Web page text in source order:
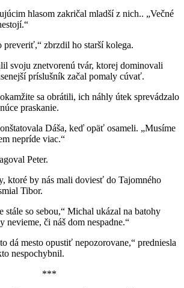
hlasom zakričal mladší z nich.. „Večné
preveriť,“ zbrzdil ho starší kolega.
svoju znetvorenú tvár, ktorej dominovali
príslušník začal pomaly cúvať.
sa obrátili, ich náhly útek sprevádzalo
praskanie.
Dáša, keď opäť osameli. „Musíme
nepríde viac.“
Peter.
ktoré by nás mali doviesť do Tajomného
Tibor.
stále so sebou,“ Michal ukázal na batohy
nevieme, či náš dom nespadne.“
dá mesto opustiť nepozorovane,“ predniesla
nespochybnil.
***